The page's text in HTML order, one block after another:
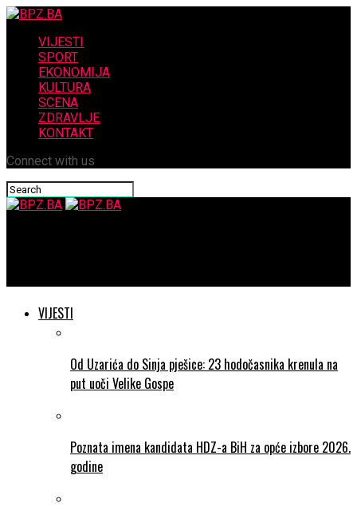
VIJESTI
SPORT
EKONOMIJA
KULTURA
SCENA
ZDRAVLJE
KONTAKT
Connect with us
VIJESTI
Od Uzarića do Sinja pješice: 23 hodočasnika krenula na
put uoči Velike Gospe
Poznata imena kandidata HDZ-a BiH za opće izbore 2026.
godine